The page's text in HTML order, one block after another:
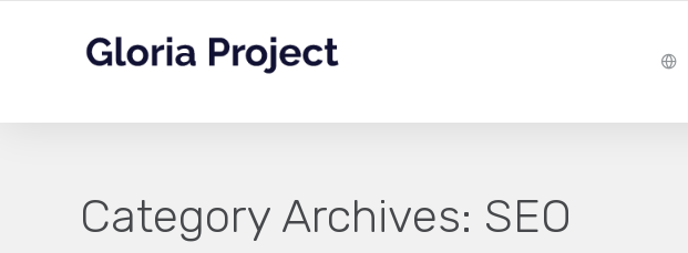
Category Archives: SEO